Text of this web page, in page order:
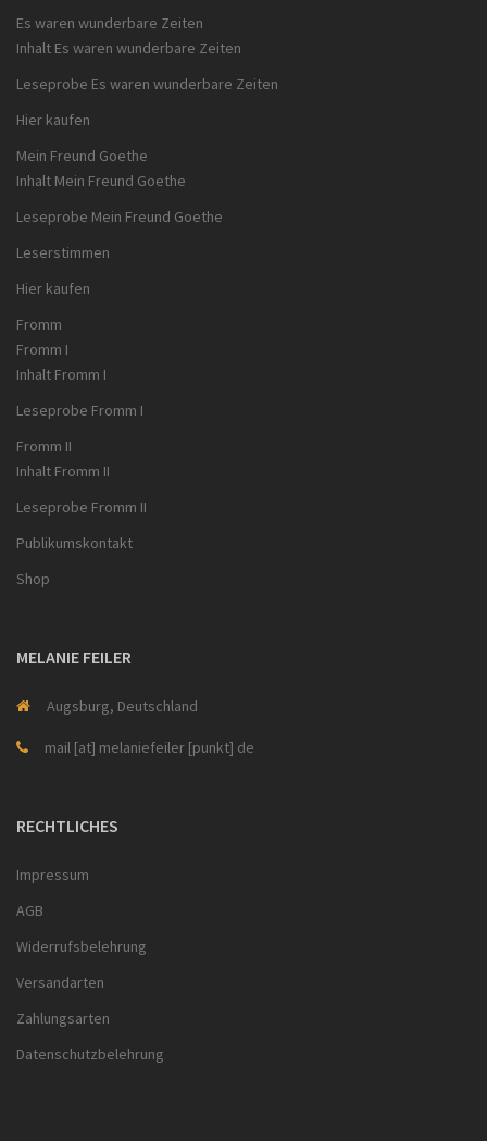
Es waren wunderbare Zeiten
Inhalt Es waren wunderbare Zeiten
Leseprobe Es waren wunderbare Zeiten
Hier kaufen
Mein Freund Goethe
Inhalt Mein Freund Goethe
Leseprobe Mein Freund Goethe
Leserstimmen
Hier kaufen
Fromm
Fromm I
Inhalt Fromm I
Leseprobe Fromm I
Fromm II
Inhalt Fromm II
Leseprobe Fromm II
Publikumskontakt
Shop
MELANIE FEILER
Augsburg, Deutschland
mail [at] melaniefeiler [punkt] de
RECHTLICHES
Impressum
AGB
Widerrufsbelehrung
Versandarten
Zahlungsarten
Datenschutzbelehrung